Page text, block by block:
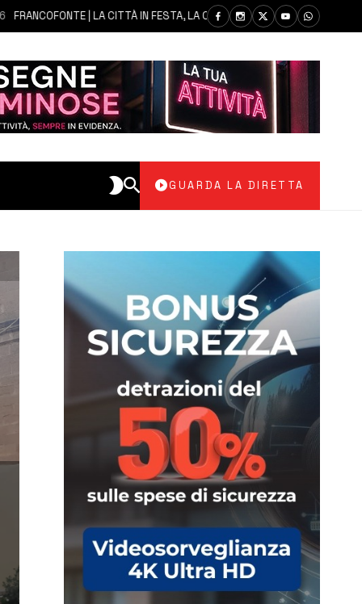
| LA CITTÀ IN FESTA, LA COMUNITÀ SI AFFIDA ALLA MADONNA
GUARDA LA DIRETTA